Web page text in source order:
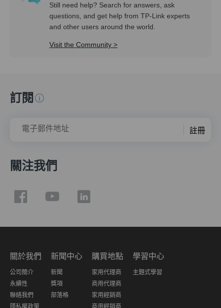
Still need help? Search for answers, ask
questions, and get help from TP-Link experts
and other users around the world.
Visit the Community >
訂閱
電子郵件地址 註冊
關注我們
關於我們
公司簡介
永續性
聯絡我們
隱私權政策
新聞中心
新聞
獎項
部落格
購買地點
家用代理商
商用代理商
家用經銷商
商用經銷商
學習中心
主題式學習